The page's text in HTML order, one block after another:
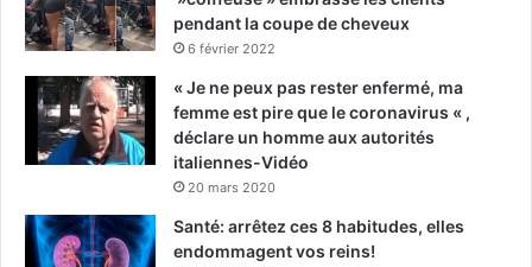
pendant la coupe de cheveux
6 février 2022
« Je ne peux pas rester enfermé, ma
femme est pire que le coronavirus « ,
déclare un homme aux autorités
italiennes-Vidéo
20 mars 2020
Santé: arrêtez ces 8 habitudes, elles
endommagent vos reins!